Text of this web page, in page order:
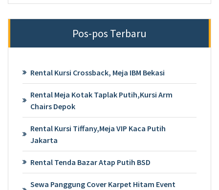
Pos-pos Terbaru
Rental Kursi Crossback, Meja IBM Bekasi
Rental Meja Kotak Taplak Putih,Kursi Arm
Chairs Depok
Rental Kursi Tiffany,Meja VIP Kaca Putih
Jakarta
Rental Tenda Bazar Atap Putih BSD
Sewa Panggung Cover Karpet Hitam Event